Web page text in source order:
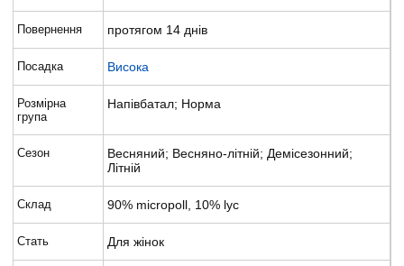
Повернення протягом 14 днів
Посадка Висока
Розмірна
група
Напівбатал; Норма
Сезон
Весняний; Весняно-літній; Демісезонний;
Літній
Склад 90% micropoll, 10% lyc
Стать Для жінок